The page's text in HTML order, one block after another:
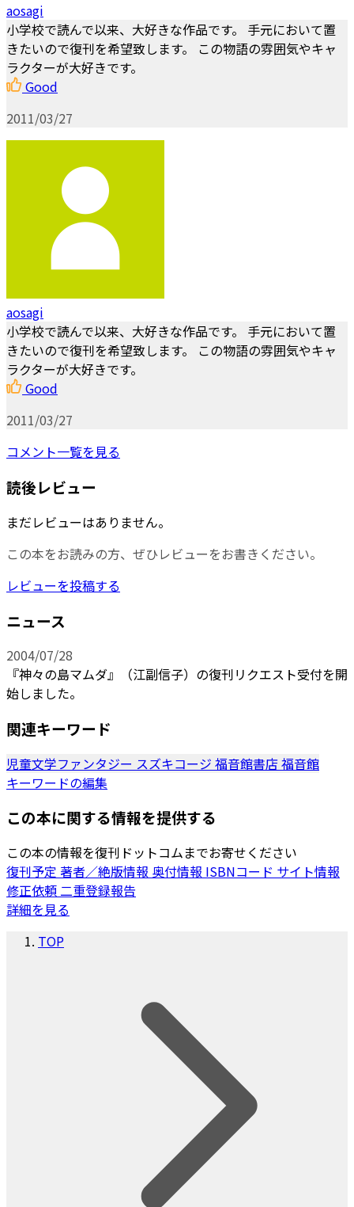
aosagi
小学校で読んで以来、大好きな作品です。 手元において置
きたいので復刊を希望致します。 この物語の雰囲気やキャ
ラクターが大好きです。
Good
2011/03/27
aosagi
小学校で読んで以来、大好きな作品です。 手元において置
きたいので復刊を希望致します。 この物語の雰囲気やキャ
ラクターが大好きです。
Good
2011/03/27
コメント一覧を見る
読後レビュー
まだレビューはありません。
この本をお読みの方、ぜひレビューをお書きください。
レビューを投稿する
ニュース
2004/07/28
『神々の島マムダ』（江副信子）の復刊リクエスト受付を開
始しました。
関連キーワード
児童文学ファンタジー スズキコージ 福音館書店福音館
キーワードの編集
この本に関する情報を提供する
この本の情報を復刊ドットコムまでお寄せください
復刊予定 著者／絶版情報 奥付情報 ISBNコード サイト情報
修正依頼二重登録報告
詳細を見る
TOP